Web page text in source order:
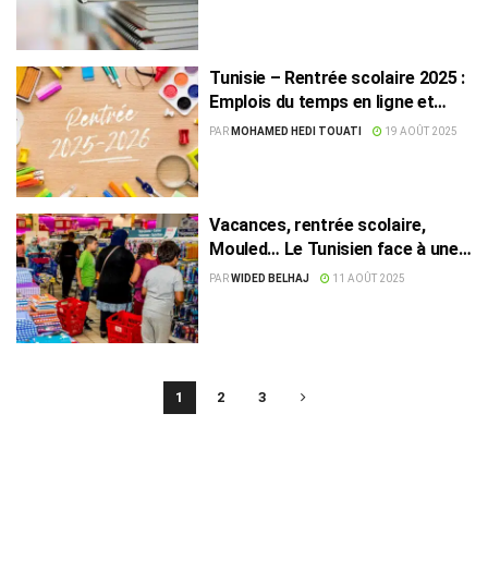
Tunisie – Rentrée scolaire 2025 :
Emplois du temps en ligne et
cahiers unifiés
PAR MOHAMED HEDI TOUATI 19 AOÛT 2025
Vacances, rentrée scolaire,
Mouled… Le Tunisien face à une
boucle de dépenses !
PARWIDED BELHAJ 11 AOÛT 2025
1 2 3